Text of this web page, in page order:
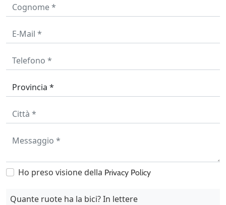
Ho preso visione della Privacy Policy
Quante ruote ha la bici? In lettere